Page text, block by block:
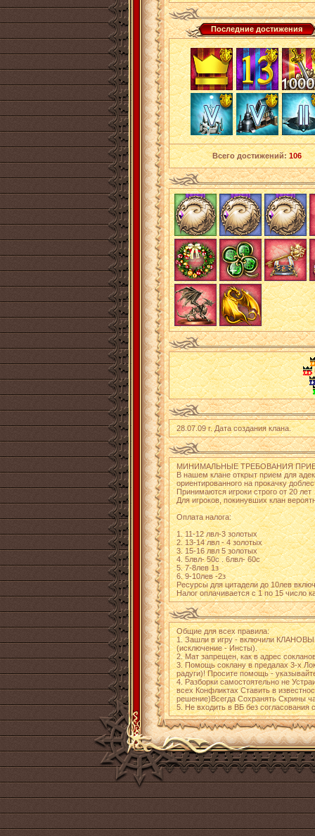
Последние достижения
Всего достижений: 106
28.07.09 г. Дата создания клана.
МИНИМАЛЬНЫЕ ТРЕБОВАНИЯ
В нашем клане открыт прием для
ориентированного на прокачку
Принимаются игроки строго от 20 лет
Для игроков, покинувших клан
Оплата налога:
1. 11-12 лвл-3 золотых
2. 13-14 лвл - 4 золотых
3. 15-16 лвл 5 золотых
4. 5лвл- 50с . 6лвл- 60с
5. 7-8лев 1з
6. 9-10лев -2з
Ресурсы для цитадели до 10лев
Налог оплачивается с 1 по 15 число
Общие для всех правила:
1. Зашли в игру - включили
(исключение - Инсты).
2. Мат запрещен, как в адрес
3. Помощь соклану в предалах 3-х
радуги)! Просите помощь -
4. Разборки самостоятельно не
всех Конфликтах Ставить в
решение)Всегда Сохранять Скрины
5. Не входить в ВБ без